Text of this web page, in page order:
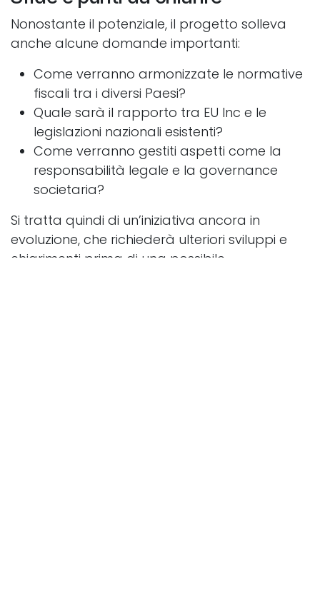
Nonostante il potenziale, il progetto solleva
anche alcune domande importanti:
Come verranno armonizzate le normative
fiscali tra i diversi Paesi?
Quale sarà il rapporto tra EU Inc e le
legislazioni nazionali esistenti?
Come verranno gestiti aspetti come la
responsabilità legale e la governance
societaria?
Si tratta quindi di un’iniziativa ancora in
evoluzione, che richiederà ulteriori sviluppi e
chiarimenti prima di una possibile